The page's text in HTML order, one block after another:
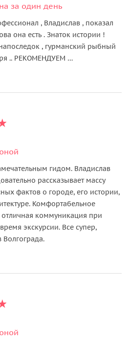
за один день
, Владислав , показал
она есть . Знаток истории !
, гурманский рыбный
.. РЕКОМЕНДУЕМ …
гидом. Владислав
рассказывает массу
фактов о городе, его истории,
Комфортабельное
отличная коммуникация при
экскурсии. Все супер,